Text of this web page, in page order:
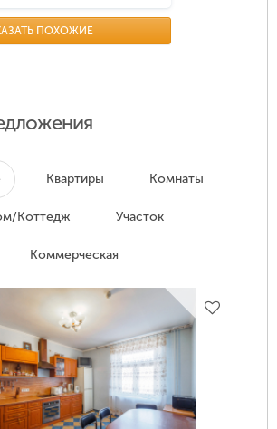
ПОХОЖИЕ
Квартиры Комнаты
Коттедж Участок
Коммерческая